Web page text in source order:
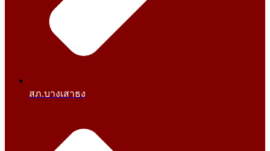
สภ.บางเสาธง